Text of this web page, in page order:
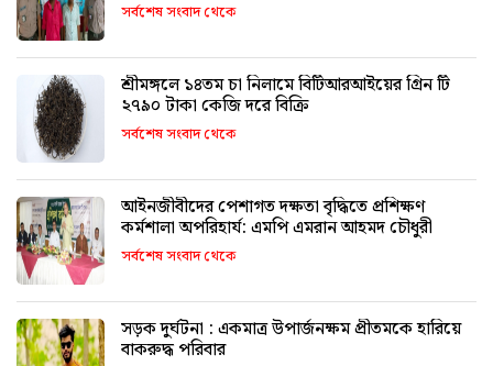
সর্বশেষ সংবাদ থেকে
শ্রীমঙ্গলে ১৪তম চা নিলামে বিটিআরআইয়ের গ্রিন টি
২৭৯০ টাকা কেজি দরে বিক্রি
সর্বশেষ সংবাদ থেকে
আইনজীবীদের পেশাগত দক্ষতা বৃদ্ধিতে প্রশিক্ষণ
কর্মশালা অপরিহার্য: এমপি এমরান আহমদ চৌধুরী
সর্বশেষ সংবাদ থেকে
সড়ক দুর্ঘটনা : একমাত্র উপার্জনক্ষম প্রীতমকে হারিয়ে
বাকরুদ্ধ পরিবার